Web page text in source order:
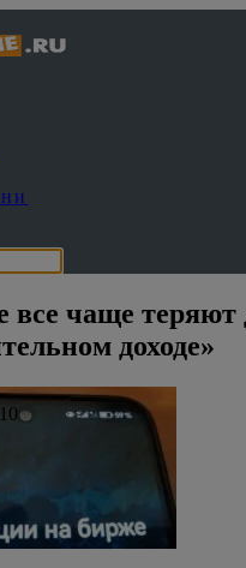
все чаще теряют
доходе»